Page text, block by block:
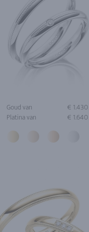
Goud van
€ 1.430
Platina van
€ 1.640